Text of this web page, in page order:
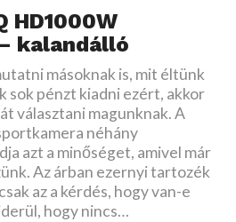
HD1000W
kalandálló
másoknak is, mit éltünk
sok pénzt kiadni ezért, akkor
választani magunknak. A
néhány
azt a minőséget, amivel már
Az árban ezernyi tartozék
az a kérdés, hogy van-e
hogy nincs…